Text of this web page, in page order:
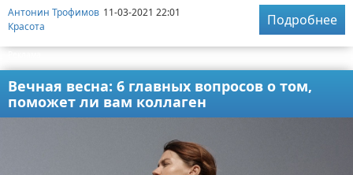
Антонин Трофимов 11-03-2021 22:01
Красота
Подробнее
Вечная весна: 6 главных вопросов о том,
поможет ли вам коллаген